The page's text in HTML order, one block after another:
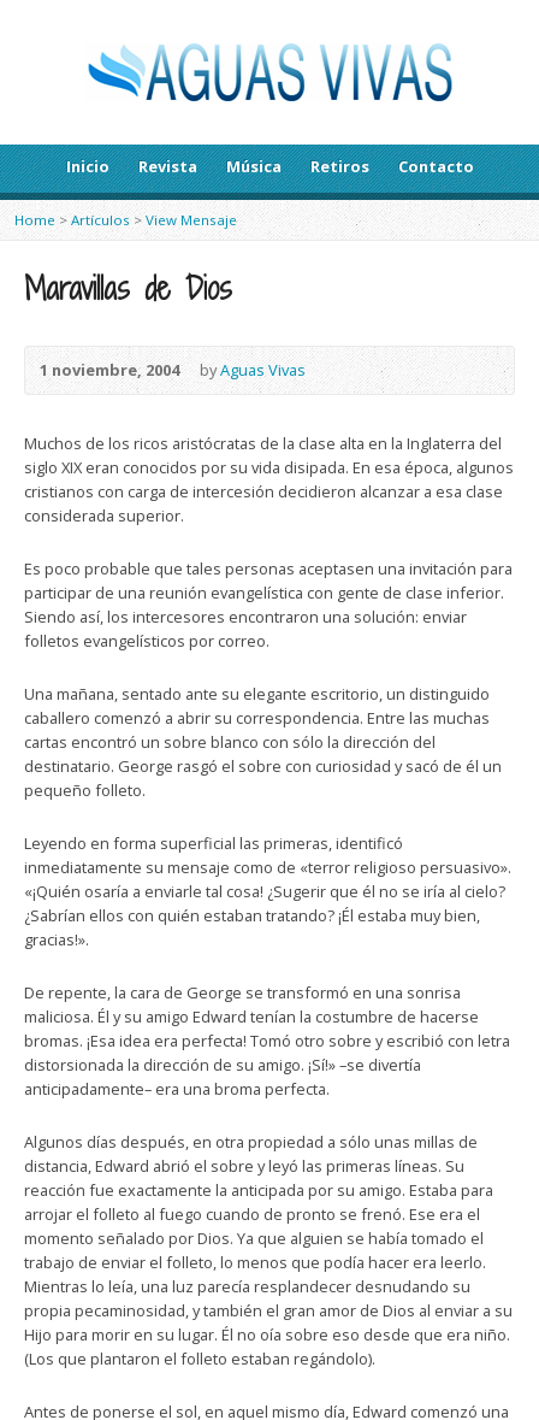
Inicio Revista Música Retiros Contacto
Home > Artículos > View Mensaje
Maravillas de Dios
1 noviembre, 2004 byAguas Vivas
Muchos de los ricos aristócratas de la clase alta en la Inglaterra del
siglo XIX eran conocidos por su vida disipada. En esa época, algunos
cristianos con carga de intercesión decidieron alcanzar a esa clase
considerada superior.
Es poco probable que tales personas aceptasen una invitación para
participar de una reunión evangelística con gente de clase inferior.
Siendo así, los intercesores encontraron una solución: enviar
folletos evangelísticos por correo.
Una mañana, sentado ante su elegante escritorio, un distinguido
caballero comenzó a abrir su correspondencia. Entre las muchas
cartas encontró un sobre blanco con sólo la dirección del
destinatario. George rasgó el sobre con curiosidad y sacó de él un
pequeño folleto.
Leyendo en forma superficial las primeras, identificó
inmediatamente su mensaje como de «terror religioso persuasivo».
«¡Quién osaría a enviarle tal cosa! ¿Sugerir que él no se iría al cielo?
¿Sabrían ellos con quién estaban tratando? ¡Él estaba muy bien,
gracias!».
De repente, la cara de George se transformó en una sonrisa
maliciosa. Él y su amigo Edward tenían la costumbre de hacerse
bromas. ¡Esa idea era perfecta! Tomó otro sobre y escribió con letra
distorsionada la dirección de su amigo. ¡Sí!» –se divertía
anticipadamente– era una broma perfecta.
Algunos días después, en otra propiedad a sólo unas millas de
distancia, Edward abrió el sobre y leyó las primeras líneas. Su
reacción fue exactamente la anticipada por su amigo. Estaba para
arrojar el folleto al fuego cuando de pronto se frenó. Ese era el
momento señalado por Dios. Ya que alguien se había tomado el
trabajo de enviar el folleto, lo menos que podía hacer era leerlo.
Mientras lo leía, una luz parecía resplandecer desnudando su
propia pecaminosidad, y también el gran amor de Dios al enviar a su
Hijo para morir en su lugar. Él no oía sobre eso desde que era niño.
(Los que plantaron el folleto estaban regándolo).
Antes de ponerse el sol, en aquel mismo día, Edward comenzó una